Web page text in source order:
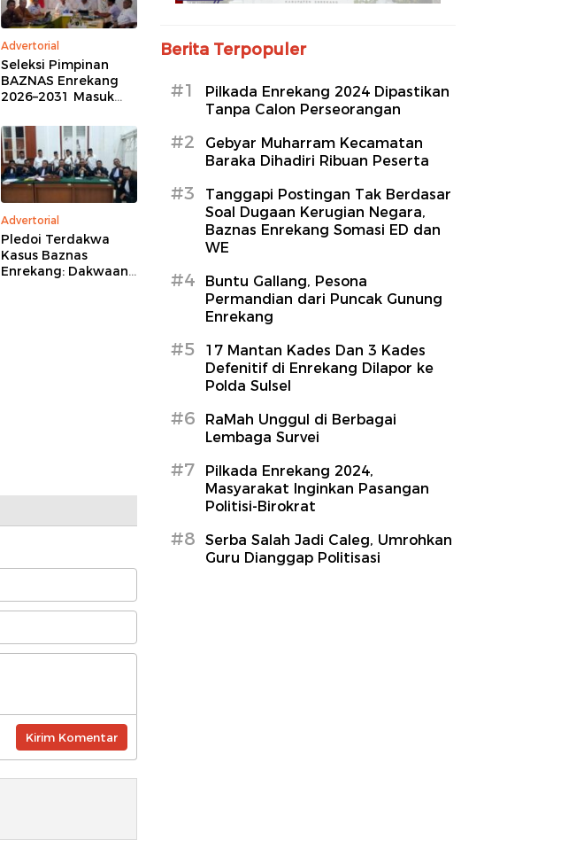
Advertorial
Seleksi Pimpinan
BAZNAS Enrekang
2026–2031 Masuk
16 Peserta Lolos
Administrasi
Advertorial
Pledoi Terdakwa
Kasus Baznas
Enrekang: Dakwaan
Berita Terpopuler
#1
Pilkada Enrekang 2024 Dipastikan
Tanpa Calon Perseorangan
#2
Gebyar Muharram Kecamatan
Baraka Dihadiri Ribuan Peserta
#3
Tanggapi Postingan Tak Berdasar
Soal Dugaan Kerugian Negara,
Baznas Enrekang Somasi ED dan
WE
#4
Buntu Gallang, Pesona
Permandian dari Puncak Gunung
Enrekang
#5
17 Mantan Kades Dan 3 Kades
Defenitif di Enrekang Dilapor ke
Polda Sulsel
#6
RaMah Unggul di Berbagai
Lembaga Survei
#7
Pilkada Enrekang 2024,
Masyarakat Inginkan Pasangan
Politisi-Birokrat
#8
Serba Salah Jadi Caleg, Umrohkan
Guru Dianggap Politisasi